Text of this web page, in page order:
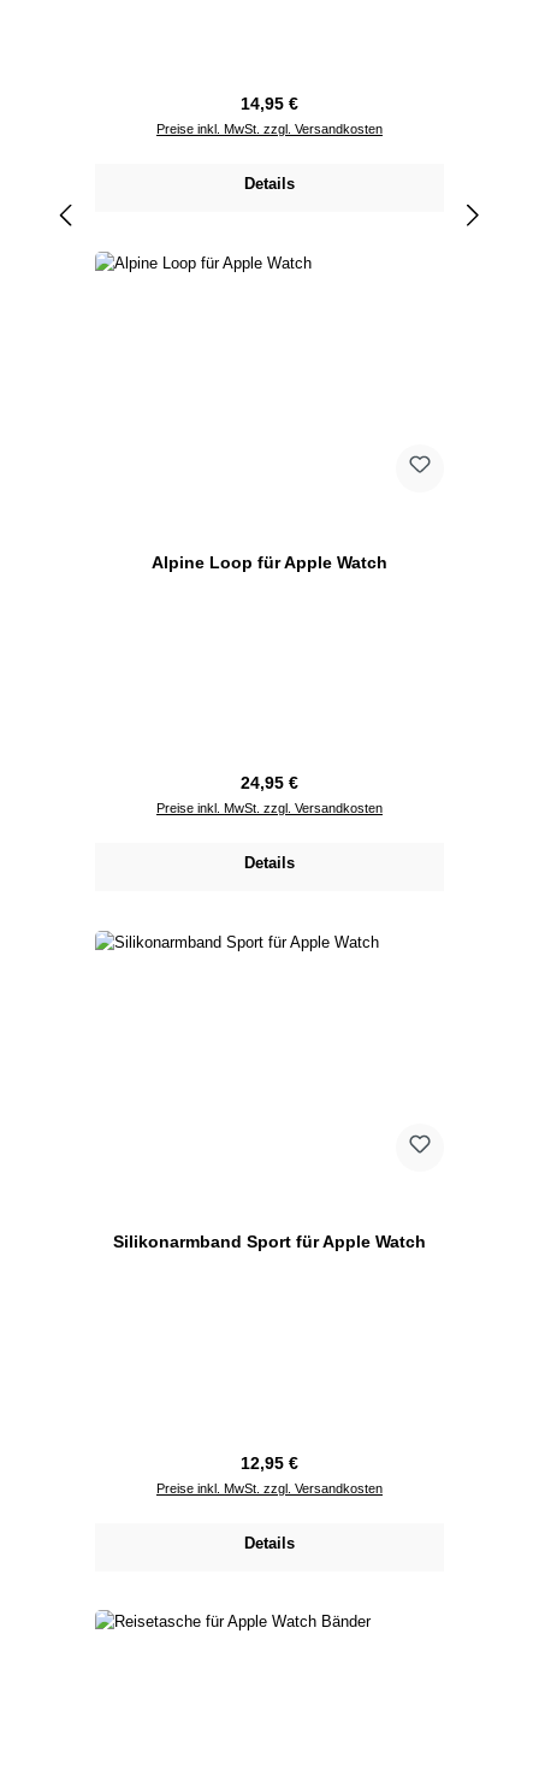
Regulärer Preis:
14,95 €
Preise inkl. MwSt. zzgl. Versandkosten
Details
Alpine Loop für Apple Watch
Regulärer Preis:
24,95 €
Preise inkl. MwSt. zzgl. Versandkosten
Details
Silikonarmband Sport für Apple Watch
Regulärer Preis:
12,95 €
Preise inkl. MwSt. zzgl. Versandkosten
Details